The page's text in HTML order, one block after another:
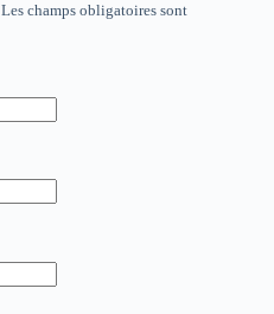
Les champs obligatoires sont